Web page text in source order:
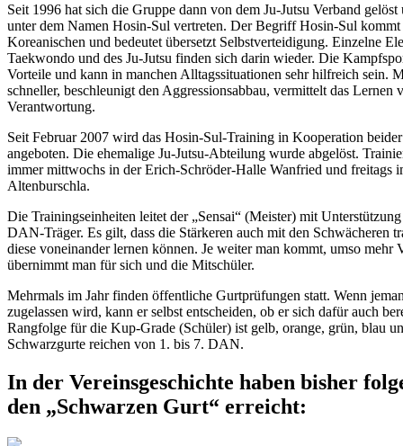
Seit 1996 hat sich die Gruppe dann von dem Ju-Jutsu Verband gelöst
unter dem Namen Hosin-Sul vertreten. Der Begriff Hosin-Sul kommt
Koreanischen und bedeutet übersetzt Selbstverteidigung. Einzelne
Taekwondo und des Ju-Jutsu finden sich darin wieder. Die
Vorteile und kann in manchen Alltagssituationen sehr hilfreich sein.
schneller, beschleunigt den Aggressionsabbau, vermittelt das Lernen
Verantwortung.
Seit Februar 2007 wird das Hosin-Sul-Training in Kooperation
angeboten. Die ehemalige Ju-Jutsu-Abteilung wurde abgelöst.
immer mittwochs in der Erich-Schröder-Halle Wanfried und freitags
Altenburschla.
Die Trainingseinheiten leitet der „Sensai“ (Meister) mit
DAN-Träger. Es gilt, dass die Stärkeren auch mit den Schwächeren
diese voneinander lernen können. Je weiter man kommt, umso mehr
übernimmt man für sich und die Mitschüler.
Mehrmals im Jahr finden öffentliche Gurtprüfungen statt. Wenn
zugelassen wird, kann er selbst entscheiden, ob er sich dafür auch
Rangfolge für die Kup-Grade (Schüler) ist gelb, orange, grün, blau
Schwarzgurte reichen von 1. bis 7. DAN.
In der Vereinsgeschichte haben bisher
den „Schwarzen Gurt“ erreicht: